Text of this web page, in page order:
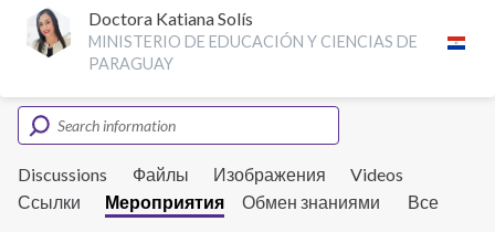
Doctora Katiana Solís
MINISTERIO DE EDUCACIÓN Y CIENCIAS DE
PARAGUAY
Discussions Файлы Изображения
Videos
Ссылки
Мероприятия Обмен знаниями Все